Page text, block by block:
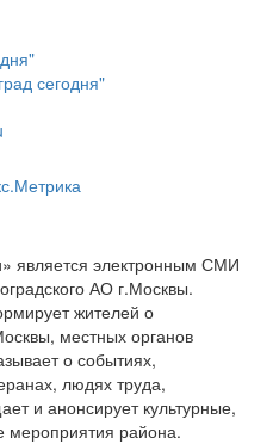
сегодня"
является электронным СМИ
АО г.Москвы.
жителей о
местных органов
о событиях,
людях труда,
и анонсирует культурные,
мероприятия района.